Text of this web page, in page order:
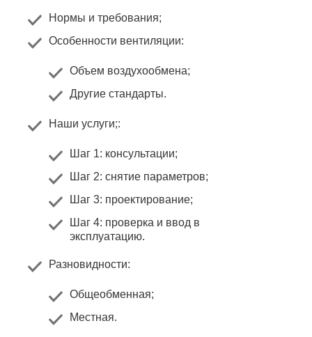
Нормы и требования;
Особенности вентиляции:
Объем воздухообмена;
Другие стандарты.
Наши услуги;:
Шаг 1: консультации;
Шаг 2: снятие параметров;
Шаг 3: проектирование;
Шаг 4: проверка и ввод в
эксплуатацию.
Разновидности:
Общеобменная;
Местная.